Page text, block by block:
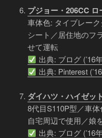
プジョー・206CC
車体色: タイブレー
シート／居住地のフ
せて運転
出典: ブログ (’16
出典: Pinterest
ダイハツ・ハイゼッ
8代目S110P型／車
自宅周辺で使用／娘
出典: ブログ (’16